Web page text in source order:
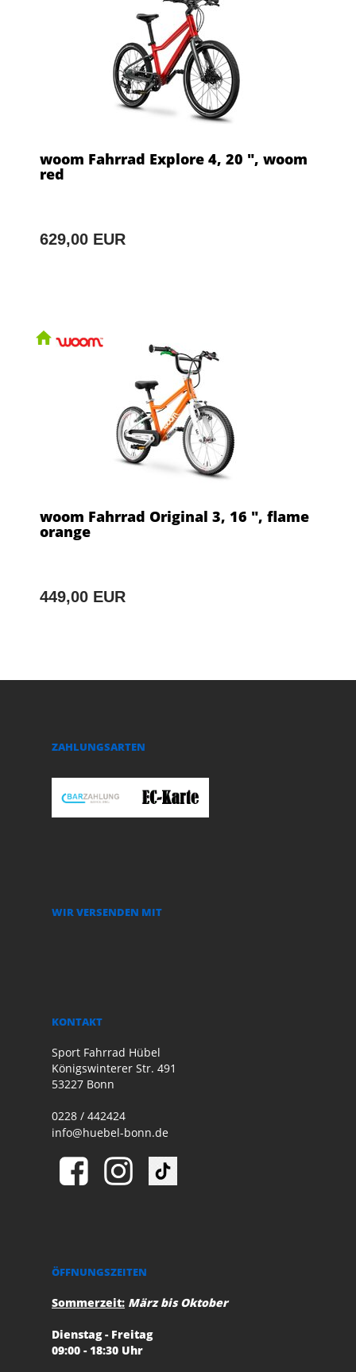
woom Fahrrad Explore 4, 20 ", woom
red
629,00 EUR
woom Fahrrad Original 3, 16 ", flame
orange
449,00 EUR
ZAHLUNGSARTEN
WIR VERSENDEN MIT
KONTAKT
Sport Fahrrad Hübel
Königswinterer Str. 491
53227 Bonn
0228 / 442424
info@huebel-bonn.de
ÖFFNUNGSZEITEN
Sommerzeit: März bis Oktober
Dienstag - Freitag
09:00 - 18:30 Uhr